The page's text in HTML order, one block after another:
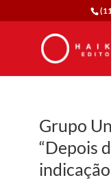
Grupo
“Depois